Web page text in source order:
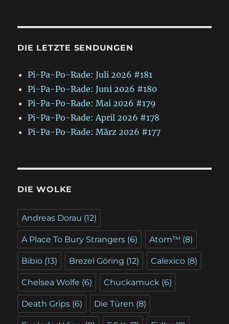
DIE LETZTE SENDUNGEN
Pi-Pa-Po-Rade: Juli 2026 #181
Pi-Pa-Po-Rade: Juni 2026 #180
Pi-Pa-Po-Rade: Mai 2026 #179
Pi-Pa-Po-Rade: April 2026 #178
Pi-Pa-Po-Rade: März 2026 #177
DIE WOLKE
Andreas Dorau (12)
A Place To Bury Strangers (6) Atom™ (8)
Bibio (13) Brezel Göring (12) Calexico (8)
Chelsea Wolfe (6) Chuckamuck (6)
Death Grips (6) Die Türen (8)